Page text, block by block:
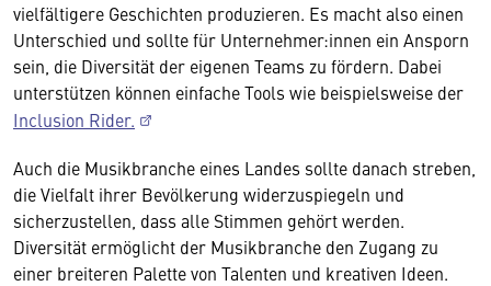
vielfältigere Geschichten produzieren. Es macht also einen
Unterschied und sollte für Unternehmer:innen ein Ansporn
sein, die Diversität der eigenen Teams zu fördern. Dabei
unterstützen können einfache Tools wie beispielsweise der
Inclusion Rider.
Auch die Musikbranche eines Landes sollte danach streben,
die Vielfalt ihrer Bevölkerung widerzuspiegeln und
sicherzustellen, dass alle Stimmen gehört werden.
Diversität ermöglicht der Musikbranche den Zugang zu
einer breiteren Palette von Talenten und kreativen Ideen.